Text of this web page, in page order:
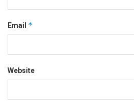
Email *
Website